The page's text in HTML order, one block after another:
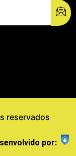
reservados
por: